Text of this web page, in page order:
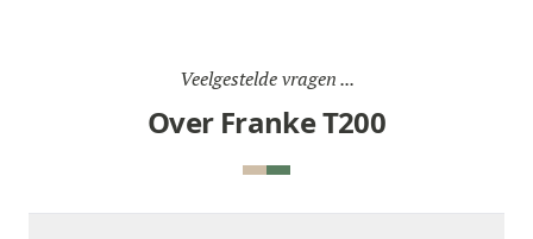
Veelgestelde vragen ...
Over Franke T200